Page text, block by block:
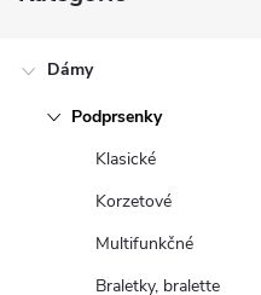
Dámy
Podprsenky
Klasické
Korzetové
Multifunkčné
Braletky, bralette